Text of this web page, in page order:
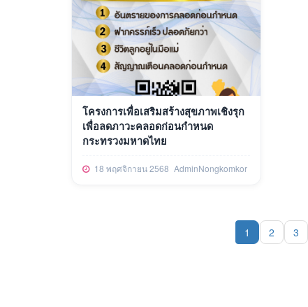
โครงการเพื่อเสริมสร้างสุขภาพเชิงรุก
เพื่อลดภาวะคลอดก่อนกำหนด
กระทรวงมหาดไทย
18 พฤศจิกายน 2568 AdminNongkomkor
1 (current)
2 3